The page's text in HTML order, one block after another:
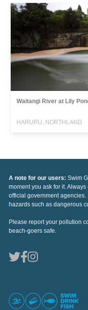
Waitangi River at Lily
HARURU, NORTHLAND
A note for our users: Swim
moment you ask for it.
official government
hazards such as dangerous
Please report your pollution
beach-goers safe.